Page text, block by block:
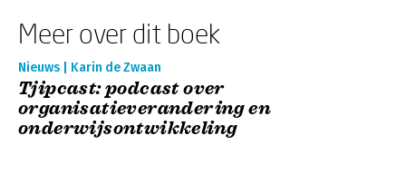
Meer over dit boek
Nieuws | Karin de Zwaan
Tjipcast: podcast over
organisatieverandering en
onderwijsontwikkeling